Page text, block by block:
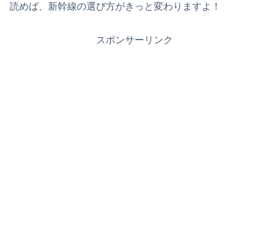
読めば、新幹線の選び方がきっと変わりますよ！
スポンサーリンク